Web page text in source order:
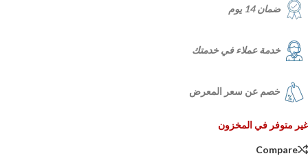
ضمان 14 يوم
خدمة عملاء في خدمتك
خصم عن سعر المعرض
غير متوفر في المخزون
Compare